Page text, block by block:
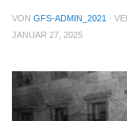
VON GFS-ADMIN_2021 ·
JANUAR 27, 2025